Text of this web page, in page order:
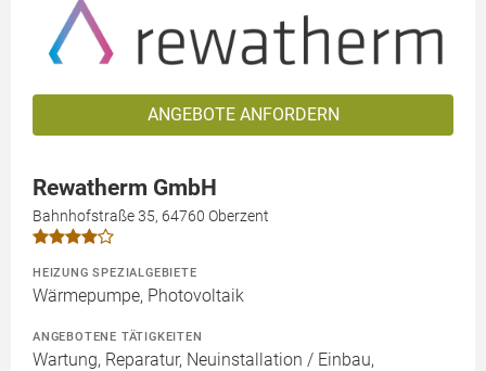
ANGEBOTE ANFORDERN
Rewatherm GmbH
Bahnhofstraße 35, 64760 Oberzent
HEIZUNG SPEZIALGEBIETE
Wärmepumpe, Photovoltaik
ANGEBOTENE TÄTIGKEITEN
Wartung, Reparatur, Neuinstallation / Einbau,